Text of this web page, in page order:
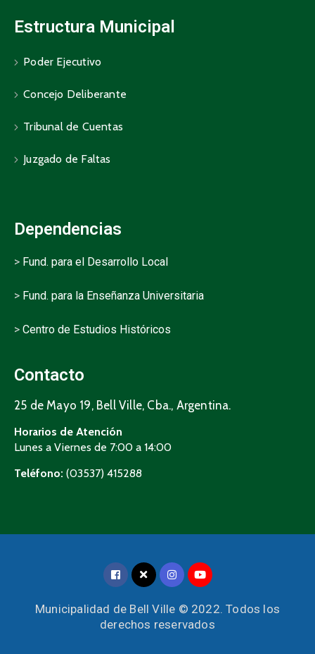
Estructura Municipal
Poder Ejecutivo
Concejo Deliberante
Tribunal de Cuentas
Juzgado de Faltas
Dependencias
> Fund. para el Desarrollo Local
> Fund. para la Enseñanza Universitaria
> Centro de Estudios Históricos
Contacto
25 de Mayo 19, Bell Ville, Cba., Argentina.
Horarios de Atención
Lunes a Viernes de 7:00 a 14:00
Teléfono: (03537) 415288
Municipalidad de Bell Ville © 2022. Todos los
derechos reservados